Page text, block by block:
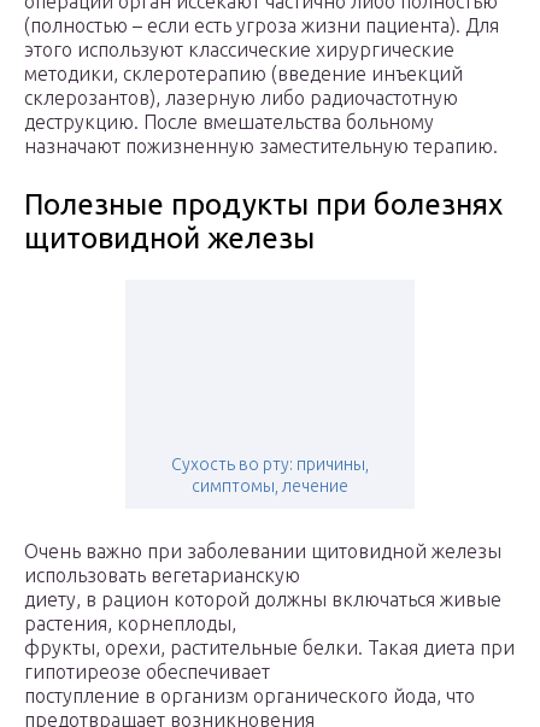
(полностью – если есть угроза жизни пациента). Для
этого используют классические хирургические
методики, склеротерапию (введение инъекций
склерозантов), лазерную либо радиочастотную
деструкцию. После вмешательства больному
назначают пожизненную заместительную терапию.
Полезные продукты при болезнях
щитовидной железы
Сухость во рту: причины,
симптомы, лечение
Очень важно при заболевании щитовидной железы
использовать вегетарианскую
диету, в рацион которой должны включаться живые
растения, корнеплоды,
фрукты, орехи, растительные белки. Такая диета при
гипотиреозе обеспечивает
поступление в организм органического йода, что
предотвращает возникновения